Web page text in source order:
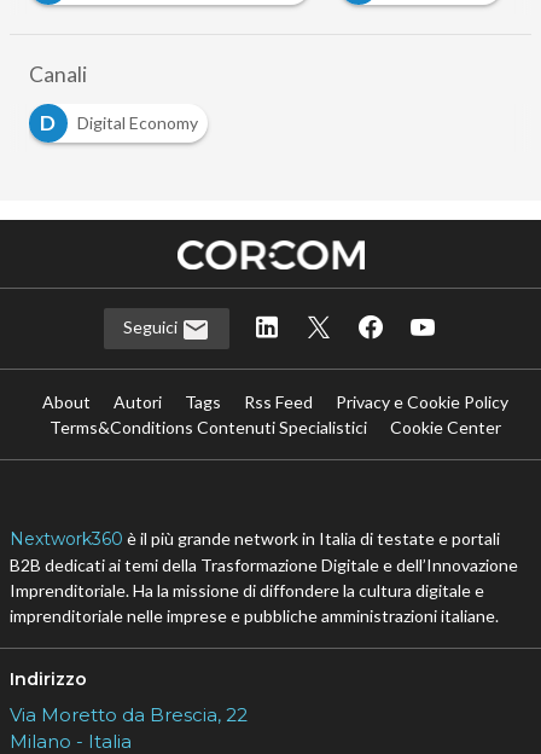
Canali
D
Digital Economy
Seguici
About Autori Tags Rss Feed
Privacy e Cookie Policy
Terms&Conditions Contenuti Specialistici
Cookie Center
Nextwork360 è il più grande network in Italia di testate e portali
B2B dedicati ai temi della Trasformazione Digitale e dell’Innovazione
Imprenditoriale. Ha la missione di diffondere la cultura digitale e
imprenditoriale nelle imprese e pubbliche amministrazioni italiane.
Indirizzo
Via Moretto da Brescia, 22
Milano - Italia